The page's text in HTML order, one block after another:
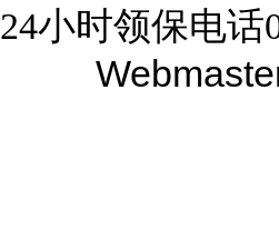
24小时领保电话